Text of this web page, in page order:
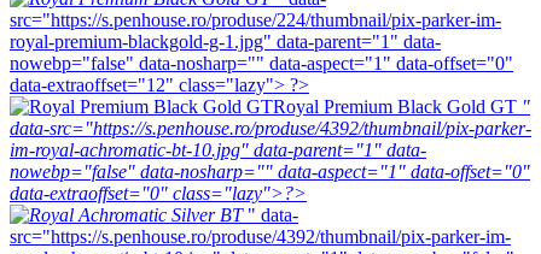
src="https://s.penhouse.ro/produse/224/thumbnail/pix-parker-im-
royal-premium-blackgold-g-1.jpg" data-parent="1" data-
nowebp="false" data-nosharp="" data-aspect="1" data-offset="0"
data-extraoffset="12" class="lazy"> ?>
Royal Premium Black Gold GT "
data-src="https://s.penhouse.ro/produse/4392/thumbnail/pix-parker-
im-royal-achromatic-bt-10.jpg" data-parent="1" data-
nowebp="false" data-nosharp="" data-aspect="1" data-offset="0"
data-extraoffset="0" class="lazy">?>
" data-
src="https://s.penhouse.ro/produse/4392/thumbnail/pix-parker-im-